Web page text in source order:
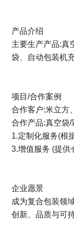
产品介绍
主要生产产品:真
袋、自动包装机
项目/合作案例
合作客户:米立方
合作产品:真空袋
1.定制化服务(根
3.增值服务 (提供
企业愿景
成为复合包装领
创新、品质与可